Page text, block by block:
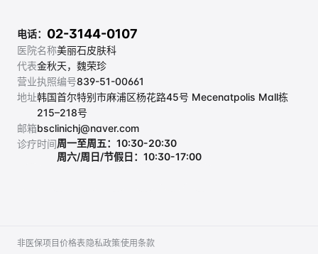
医院名称美丽石皮肤科
代表金秋天，魏荣珍
营业执照编号839-51-00661
地址韩国首尔特别市麻浦区杨花路45号 Mecenatpolis Mall栋
215–218号
邮箱bsclinichj@naver.com
诊疗时间周一至周五：10:30-20:30
周六/周日/节假日：10:30-17:00
电话： 02-3144-0107
非医保项目价格表 隐私政策使用条款